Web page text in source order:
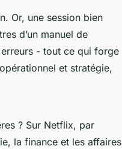
Or, une session bien
d’un manuel de
erreurs - tout ce qui forge
et stratégie,
? Sur Netflix, par
la finance et les affaires